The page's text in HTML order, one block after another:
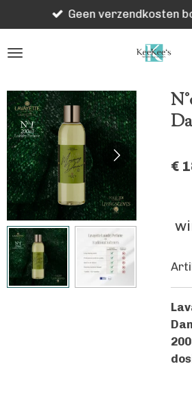
direct
naar
Geen verzendkosten
€